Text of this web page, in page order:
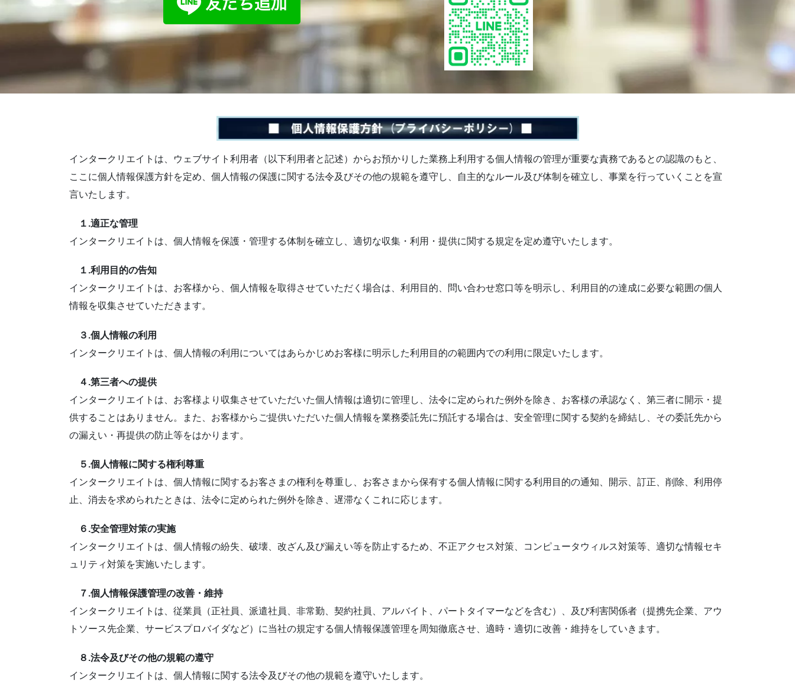
インタークリエイトは、ウェブサイト利用者（以下利用者と記述）からお預かりした業務上利用する個人情報の管理が重要な責務であるとの認識のもと、
ここに個人情報保護方針を定め、個人情報の保護に関する法令及びその他の規範を遵守し、自主的なルール及び体制を確立し、事業を行っていくことを宣
言いたします。
１.適正な管理
インタークリエイトは、個人情報を保護・管理する体制を確立し、適切な収集・利用・提供に関する規定を定め遵守いたします。
１.利用目的の告知
インタークリエイトは、お客様から、個人情報を取得させていただく場合は、利用目的、問い合わせ窓口等を明示し、利用目的の達成に必要な範囲の個人
情報を収集させていただきます。
３.個人情報の利用
インタークリエイトは、個人情報の利用についてはあらかじめお客様に明示した利用目的の範囲内での利用に限定いたします。
４.第三者への提供
インタークリエイトは、お客様より収集させていただいた個人情報は適切に管理し、法令に定められた例外を除き、お客様の承認なく、第三者に開示・提
供することはありません。また、お客様からご提供いただいた個人情報を業務委託先に預託する場合は、安全管理に関する契約を締結し、その委託先から
の漏えい・再提供の防止等をはかります。
５.個人情報に関する権利尊重
インタークリエイトは、個人情報に関するお客さまの権利を尊重し、お客さまから保有する個人情報に関する利用目的の通知、開示、訂正、削除、利用停
止、消去を求められたときは、法令に定められた例外を除き、遅滞なくこれに応じます。
６.安全管理対策の実施
インタークリエイトは、個人情報の紛失、破壊、改ざん及び漏えい等を防止するため、不正アクセス対策、コンピュータウィルス対策等、適切な情報セキ
ュリティ対策を実施いたします。
７.個人情報保護管理の改善・維持
インタークリエイトは、従業員（正社員、派遣社員、非常勤、契約社員、アルバイト、パートタイマーなどを含む）、及び利害関係者（提携先企業、アウ
トソース先企業、サービスプロバイダなど）に当社の規定する個人情報保護管理を周知徹底させ、適時・適切に改善・維持をしていきます。
８.法令及びその他の規範の遵守
インタークリエイトは、個人情報に関する法令及びその他の規範を遵守いたします。